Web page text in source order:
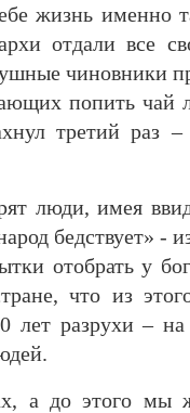
жизнь именно
отдали все
чиновники
попить чай
третий раз
люди, имея
бедствует» -
отобрать у
что из
лет разрухи –
а до этого мы